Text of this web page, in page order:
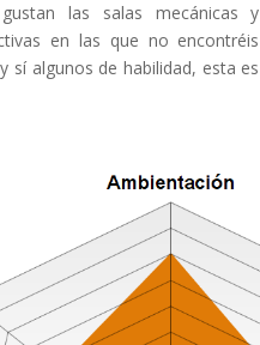
las salas mecánicas y
en las que no encontréis
sí algunos de habilidad, esta es